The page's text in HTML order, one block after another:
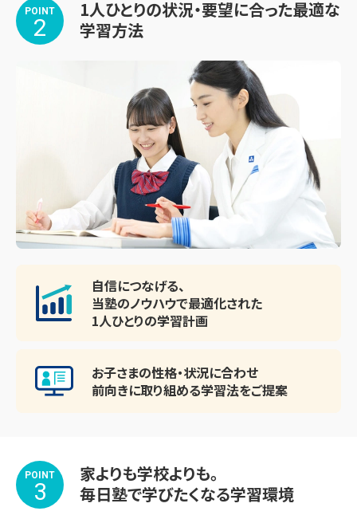
竹早、小松川、城東、東、紅葉川、深川など
・中学校
西葛西、清新第一、清新第二、葛西第二、葛西第三、開智日本
橋学園、聖学院、お茶の水女子大学附属、山脇学園、小岩第
三、小石川中等教育学校
西葛西、清新第一、第五葛西、臨海、新田など
※上記以外でも、各学校の進度や教材に合わせて対応可能
です。ぜひご相談ください。
POINT
2
1人ひとりの状況・要望に合った最適な
学習方法
自信につなげる、
当塾のノウハウで最適化された
1人ひとりの学習計画
お子さまの性格・状況に合わせ
前向きに取り組める学習法をご提案
POINT
3
家よりも学校よりも。
毎日塾で学びたくなる学習環境